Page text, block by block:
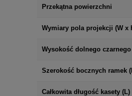
Przekątna powierzchni
Wymiary pola projekcji (W x
Wysokość dolnego czarnego
Szerokość bocznych ramek
Całkowita długość kasety (L)